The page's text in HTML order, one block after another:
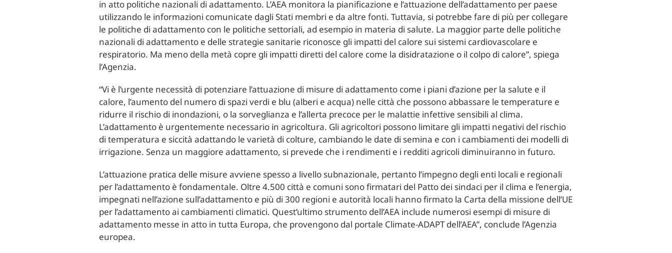
in atto politiche nazionali di adattamento. L’AEA monitora la pianificazione e l’attuazione dell’adattamento per paese
utilizzando le informazioni comunicate dagli Stati membri e da altre fonti. Tuttavia, si potrebbe fare di più per collegare
le politiche di adattamento con le politiche settoriali, ad esempio in materia di salute. La maggior parte delle politiche
nazionali di adattamento e delle strategie sanitarie riconosce gli impatti del calore sui sistemi cardiovascolare e
respiratorio. Ma meno della metà copre gli impatti diretti del calore come la disidratazione o il colpo di calore”, spiega
l’Agenzia.
“Vi è l’urgente necessità di potenziare l’attuazione di misure di adattamento come i piani d’azione per la salute e il
calore, l’aumento del numero di spazi verdi e blu (alberi e acqua) nelle città che possono abbassare le temperature e
ridurre il rischio di inondazioni, o la sorveglianza e l’allerta precoce per le malattie infettive sensibili al clima.
L’adattamento è urgentemente necessario in agricoltura. Gli agricoltori possono limitare gli impatti negativi del rischio
di temperatura e siccità adattando le varietà di colture, cambiando le date di semina e con i cambiamenti dei modelli di
irrigazione. Senza un maggiore adattamento, si prevede che i rendimenti e i redditi agricoli diminuiranno in futuro.
L’attuazione pratica delle misure avviene spesso a livello subnazionale, pertanto l’impegno degli enti locali e regionali
per l’adattamento è fondamentale. Oltre 4.500 città e comuni sono firmatari del Patto dei sindaci per il clima e l’energia,
impegnati nell’azione sull’adattamento e più di 300 regioni e autorità locali hanno firmato la Carta della missione dell’UE
per l’adattamento ai cambiamenti climatici. Quest’ultimo strumento dell’AEA include numerosi esempi di misure di
adattamento messe in atto in tutta Europa, che provengono dal portale Climate-ADAPT dell’AEA”, conclude l’Agenzia
europea.